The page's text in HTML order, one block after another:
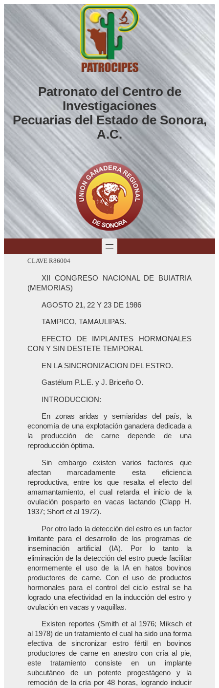
Saltar
al
contenido
Patronato del Centro de
Investigaciones
Pecuarias del Estado de Sonora,
A.C.
CLAVE R86004
XII CONGRESO NACIONAL DE BUIATRIA
(MEMORIAS)
AGOSTO 21, 22 Y 23 DE 1986
TAMPICO, TAMAULIPAS.
EFECTO DE IMPLANTES HORMONALES
CON Y SIN DESTETE TEMPORAL
EN LA SINCRONIZACION DEL ESTRO.
Gastélum P.L.E. y J. Briceño O.
INTRODUCCION:
En zonas aridas y semiaridas del país, la
economía de una explotación ganadera dedicada a
la producción de carne depende de una
reproducción óptima.
Sin embargo existen varios factores que
afectan marcadamente esta eficiencia
reproductiva, entre los que resalta el efecto del
amamantamiento, el cual retarda el inicio de la
ovulación posparto en vacas lactando (Clapp H.
1937; Short et al 1972).
Por otro lado la detección del estro es un factor
limitante para el desarrollo de los programas de
inseminación artificial (IA). Por lo tanto la
eliminación de la detección del estro puede facilitar
enormemente el uso de la IA en hatos bovinos
productores de carne. Con el uso de productos
hormonales para el control del ciclo estral se ha
logrado una efectividad en la inducción del estro y
ovulación en vacas y vaquillas.
Existen reportes (Smith et al 1976; Miksch et
al 1978) de un tratamiento el cual ha sido una forma
efectiva de sincronizar estro fértil en bovinos
productores de carne en anestro con cría al pie,
este tratamiento consiste en un implante
subcutáneo de un potente progestágeno y la
remoción de la cría por 48 horas, logrando inducir